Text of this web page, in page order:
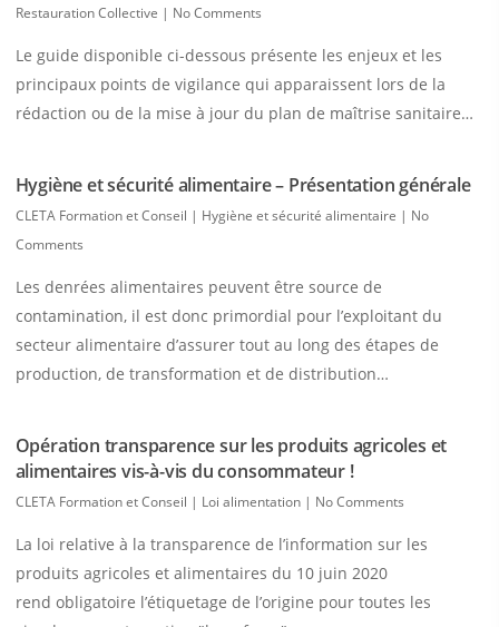
Restauration Collective | No Comments
Le guide disponible ci-dessous présente les enjeux et les
principaux points de vigilance qui apparaissent lors de la
rédaction ou de la mise à jour du plan de maîtrise sanitaire…
Hygiène et sécurité alimentaire – Présentation générale
CLETA Formation et Conseil | Hygiène et sécurité alimentaire | No
Comments
Les denrées alimentaires peuvent être source de
contamination, il est donc primordial pour l’exploitant du
secteur alimentaire d’assurer tout au long des étapes de
production, de transformation et de distribution…
Opération transparence sur les produits agricoles et
alimentaires vis-à-vis du consommateur !
CLETA Formation et Conseil | Loi alimentation | No Comments
La loi relative à la transparence de l’information sur les
produits agricoles et alimentaires du 10 juin 2020
rend obligatoire l’étiquetage de l’origine pour toutes les